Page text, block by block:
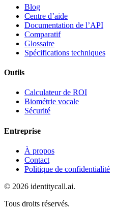
Blog
Centre d’aide
Documentation de l’API
Comparatif
Glossaire
Spécifications techniques
Outils
Calculateur de ROI
Biométrie vocale
Sécurité
Entreprise
À propos
Contact
Politique de confidentialité
© 2026 identitycall.ai.
Tous droits réservés.